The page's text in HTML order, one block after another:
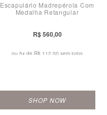
Escapulário Madrepérola Com
Medalha Retangular
R$ 560,00
ou 5x de R$ 112,00 sem juros
SHOP NOW